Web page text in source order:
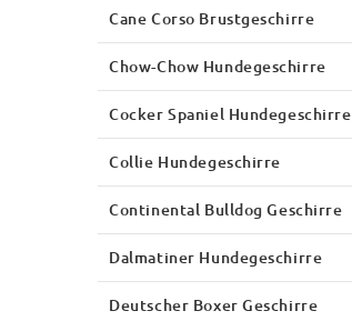
Cane Corso Brustgeschirre
Chow-Chow Hundegeschirre
Cocker Spaniel Hundegeschirre
Collie Hundegeschirre
Continental Bulldog Geschirre
Dalmatiner Hundegeschirre
Deutscher Boxer Geschirre